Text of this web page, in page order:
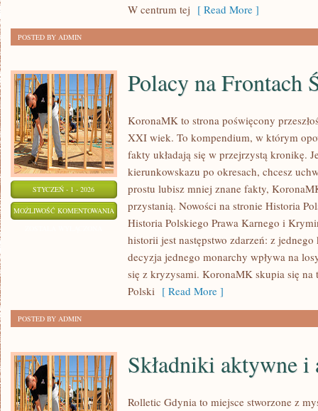
W centrum tej [ Read More ]
POSTED BY ADMIN
STYCZEŃ - 1 - 2026
MOŻLIWOŚĆ KOMENTOWANIA POLACY
FRONTACH
ŚWIATA
Polacy na Frontach
KoronaMK to strona poświęcony
XXI wiek. To kompendium, w którym
fakty układają się w przejrzystą kronikę.
kierunkowskazu po okresach, chcesz
prostu lubisz mniej znane fakty,
przystanią. Nowości na stronie Historia
Historia Polskiego Prawa Karnego i
historii jest następstwo zdarzeń: z
decyzja jednego monarchy wpływa na
się z kryzysami. KoronaMK skupia się
Polski [ Read More ]
POSTED BY ADMIN
Składniki aktywne
Rolletic Gdynia to miejsce stworzone z